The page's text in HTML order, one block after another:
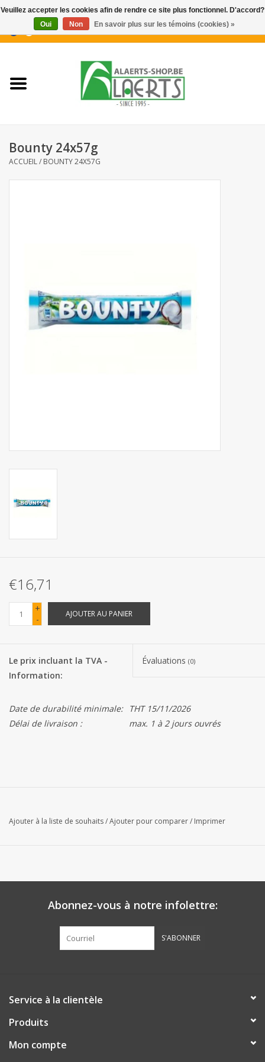
0 Articles - €0,00
Nouveautés
Biscuits pour le café
Botanicals
Bonbons pour la bonbonnière
Produits Covid-19
Confiserie Saint-Nicolas
Bonbons de carnaval
Marques
Bounty 24x57g
ACCUEIL/ BOUNTY 24X57G
€16,71
+
-
AJOUTER AU PANIER
Le prix incluant la TVA -
Information:
Évaluations (0)
Date de durabilité minimale:
THT 15/11/2026
Délai de livraison :
max. 1 à 2 jours ouvrés
Ajouter à la liste de souhaits/Ajouter pour comparer/ Imprimer
Abonnez-vous à notre infolettre:
S'ABONNER
Service à la clientèle
Produits
Mon compte
Veuillez accepter les cookies afin de rendre ce site plus fonctionnel. D'accord?
Oui
Non En savoir plus sur les témoins (cookies) »